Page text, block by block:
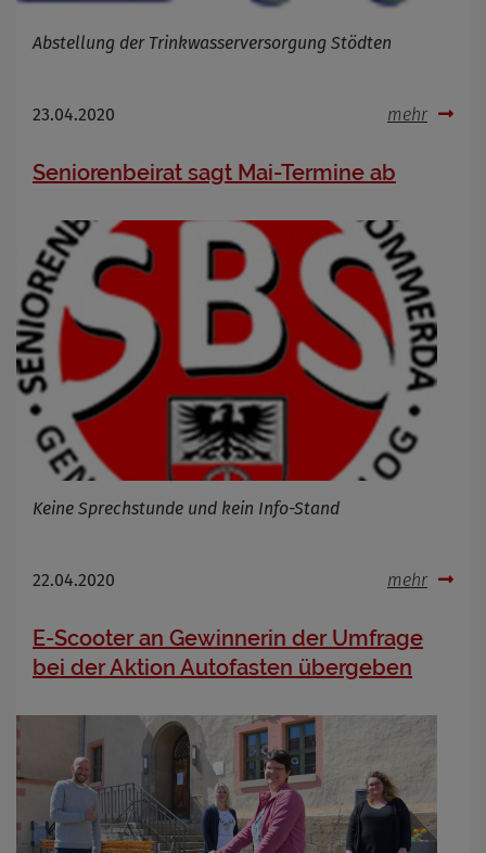
Abstellung der Trinkwasserversorgung Stödten
23.04.2020 mehr
Seniorenbeirat sagt Mai-Termine ab
Keine Sprechstunde und kein Info-Stand
22.04.2020 mehr
E-Scooter an Gewinnerin der Umfrage
bei der Aktion Autofasten übergeben